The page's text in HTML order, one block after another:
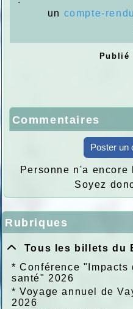
Rubriques
Tous les billets du
*Conférence
santé" 2026
*Voyage annuel de
2026
un compte-
Publié
Commentaires
Poster un
Personne n'a encore
Soyez